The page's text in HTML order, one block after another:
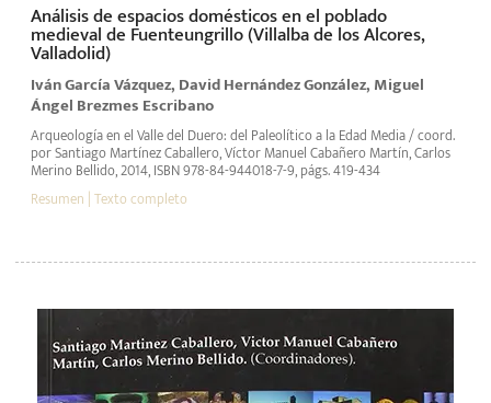
Análisis de espacios domésticos en el poblado
medieval de Fuenteungrillo (Villalba de los Alcores,
Valladolid)
Iván García Vázquez, David Hernández González, Miguel
Ángel Brezmes Escribano
Arqueología en el Valle del Duero: del Paleolítico a la Edad Media / coord.
por Santiago Martínez Caballero, Víctor Manuel Cabañero Martín, Carlos
Merino Bellido, 2014, ISBN 978-84-944018-7-9, págs. 419-434
Resumen |Texto completo